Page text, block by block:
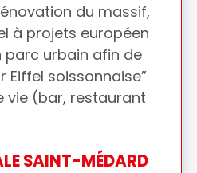
du massif,
à projets européen
parc urbain afin de
Eiffel soissonnaise”
vie (bar, restaurant
SAINT-MÉDARD